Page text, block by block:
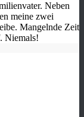
Neben
meine zwei
Mangelnde Zeit
Niemals!